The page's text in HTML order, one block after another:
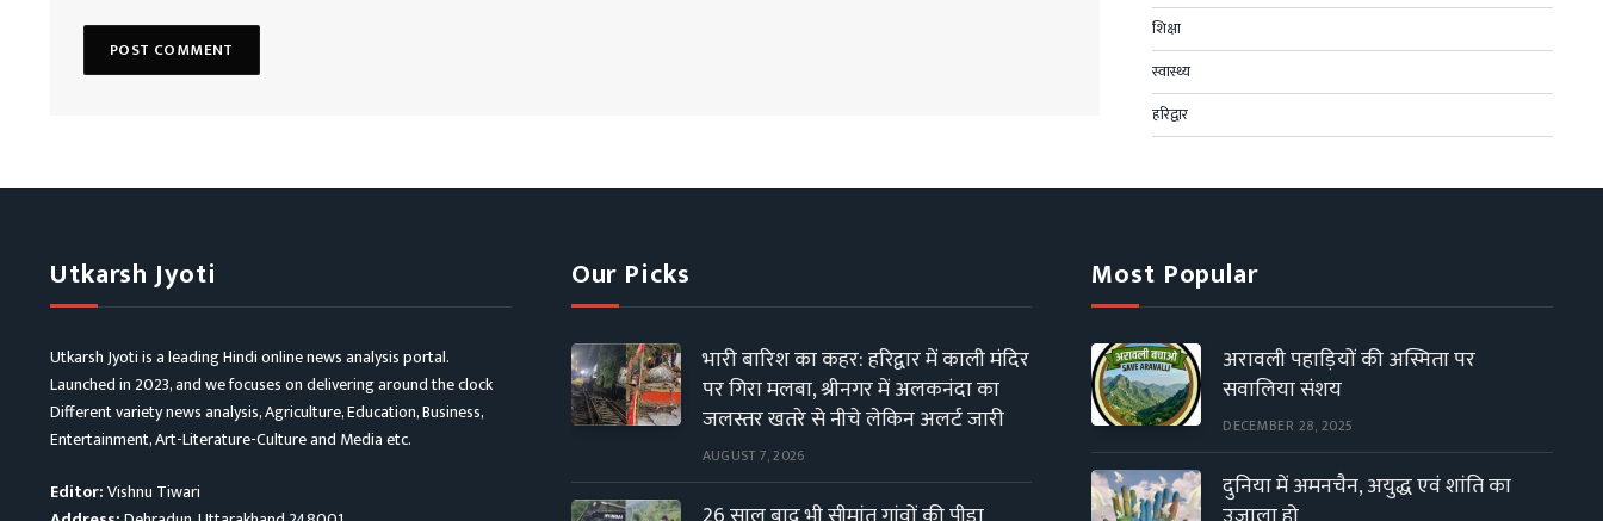
शिक्षा
स्वास्थ्य
हरिद्वार
Utkarsh Jyoti
Utkarsh Jyoti is a leading Hindi online news analysis portal.
Launched in 2023, and we focuses on delivering around the clock
Different variety news analysis, Agriculture, Education, Business,
Entertainment, Art-Literature-Culture and Media etc.
Editor:Vishnu Tiwari
Our Picks
भारी बारिश का कहर: हरिद्वार में काली मंदिर
पर गिरा मलबा, श्रीनगर में अलकनंदा का
जलस्तर खतरे से नीचे लेकिन अलर्ट जारी
AUGUST 7, 2026
Most Popular
अरावली पहाड़ियों की अस्मिता पर
सवालिया संशय
DECEMBER 28, 2025
दुनिया में अमनचैन, अयुद्ध एवं शांति का